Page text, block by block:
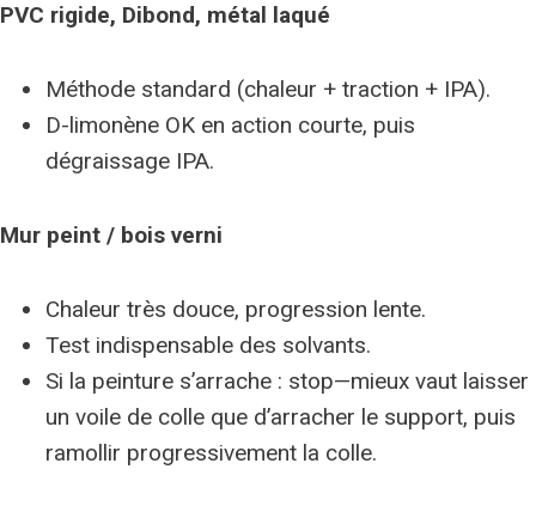
PVC rigide, Dibond, métal laqué
Méthode standard (chaleur + traction + IPA).
D-limonène OK en action courte, puis
dégraissage IPA.
Mur peint / bois verni
Chaleur très douce, progression lente.
Test indispensable des solvants.
Si la peinture s’arrache : stop—mieux vaut laisser
un voile de colle que d’arracher le support, puis
ramollir progressivement la colle.